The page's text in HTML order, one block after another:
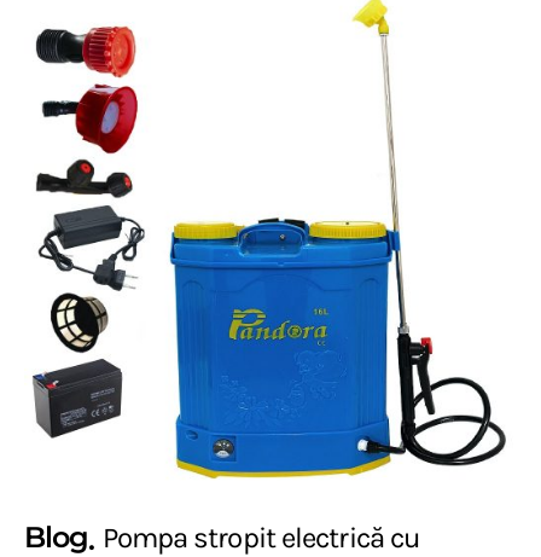
Blog Pompa stropit electrică cu